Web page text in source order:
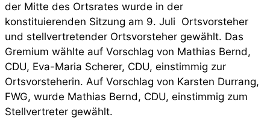
der Mitte des Ortsrates wurde in der
konstituierenden Sitzung am 9. Juli Ortsvorsteher
und stellvertretender Ortsvorsteher gewählt. Das
Gremium wählte auf Vorschlag von Mathias Bernd,
CDU, Eva-Maria Scherer, CDU, einstimmig zur
Ortsvorsteherin. Auf Vorschlag von Karsten Durrang,
FWG, wurde Mathias Bernd, CDU, einstimmig zum
Stellvertreter gewählt.